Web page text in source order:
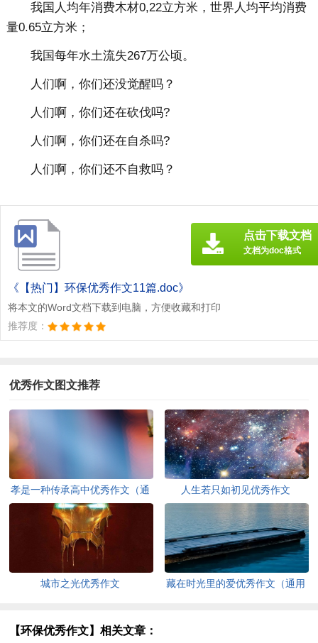
我国人均年消费木材0,22立方米，世界人均平均消费
量0.65立方米；
我国每年水土流失267万公顷。
人们啊，你们还没觉醒吗？
人们啊，你们还在砍伐吗?
人们啊，你们还在自杀吗?
人们啊，你们还不自救吗？
《【热门】环保优秀作文11篇.doc》
将本文的Word文档下载到电脑，方便收藏和打印
推荐度：
点击下载文档
文档为doc格式
优秀作文图文推荐
孝是一种传承高中优秀作文（通
用30篇）
人生若只如初见优秀作文
城市之光优秀作文
藏在时光里的爱优秀作文（通用
【环保优秀作文】相关文章：